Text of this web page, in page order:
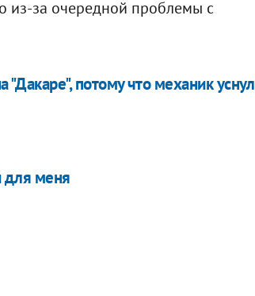
из-за очередной проблемы с
"Дакаре", потому что механик уснул
для меня